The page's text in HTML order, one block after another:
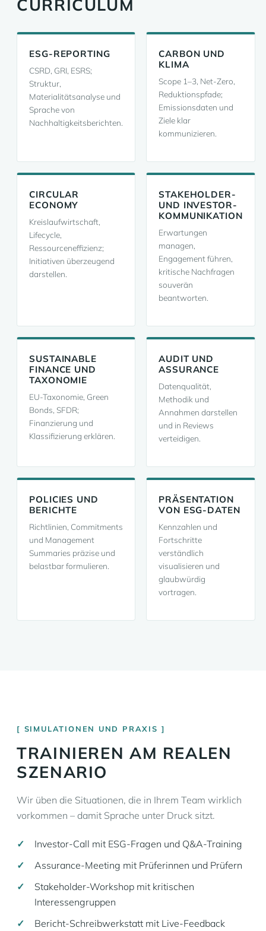
CURRICULUM
ESG-REPORTING
CSRD, GRI, ESRS;
Struktur,
Materialitätsanalyse und
Sprache von
Nachhaltigkeitsberichten.
CARBON UND
KLIMA
Scope 1–3, Net-Zero,
Reduktionspfade;
Emissionsdaten und
Ziele klar
kommunizieren.
CIRCULAR
ECONOMY
Kreislaufwirtschaft,
Lifecycle,
Ressourceneffizienz;
Initiativen überzeugend
darstellen.
STAKEHOLDER-
UND INVESTOR-
KOMMUNIKATION
Erwartungen
managen,
Engagement führen,
kritische Nachfragen
souverän
beantworten.
SUSTAINABLE
FINANCE UND
TAXONOMIE
EU-Taxonomie, Green
Bonds, SFDR;
Finanzierung und
Klassifizierung erklären.
AUDIT UND
ASSURANCE
Datenqualität,
Methodik und
Annahmen darstellen
und in Reviews
verteidigen.
POLICIES UND
BERICHTE
Richtlinien, Commitments
und Management
Summaries präzise und
belastbar formulieren.
PRÄSENTATION
VON ESG-DATEN
Kennzahlen und
Fortschritte
verständlich
visualisieren und
glaubwürdig
vortragen.
SIMULATIONEN UND PRAXIS
TRAINIEREN AM REALEN
SZENARIO
Wir üben die Situationen, die in Ihrem Team wirklich
vorkommen – damit Sprache unter Druck sitzt.
Investor-Call mit ESG-Fragen und Q&A-Training
Assurance-Meeting mit Prüferinnen und Prüfern
Stakeholder-Workshop mit kritischen
Interessengruppen
Bericht-Schreibwerkstatt mit Live-Feedback